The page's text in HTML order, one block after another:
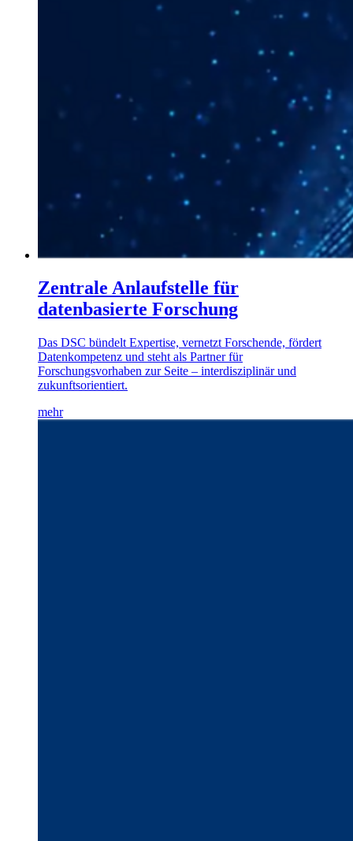
Zentrale Anlaufstelle für
datenbasierte Forschung
Das DSC bündelt Expertise, vernetzt Forschende, fördert
Datenkompetenz und steht als Partner für
Forschungsvorhaben zur Seite – interdisziplinär und
zukunftsorientiert.
mehr